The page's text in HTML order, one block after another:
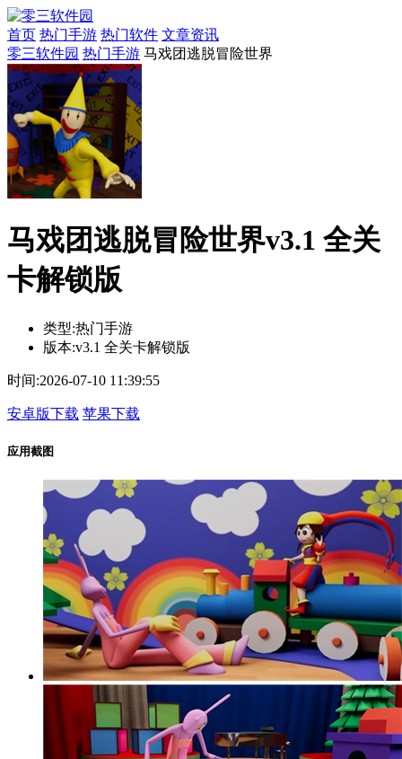
首页 热门手游 热门软件 文章资讯
零三软件园 热门手游 马戏团逃脱冒险世界
马戏团逃脱冒险世界v3.1 全关
卡解锁版
类型:热门手游
版本:v3.1 全关卡解锁版
时间:2026-07-10 11:39:55
安卓版下载 苹果下载
应用截图